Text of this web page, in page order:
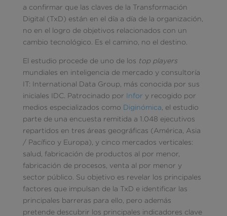
a confirmar que las claves de la Transformación
Digital (TxD) están en el día a día de la organización,
no en el logro de objetivos relacionados con un
cambio tecnológico. Es el camino, no el destino.
El estudio procede de uno de los top players
mundiales en inteligencia de mercado y consultoría
IT: International Data Group, más conocida por sus
iniciales IDC. Patrocinado por Infor y recogido por
medios especializados como Diginómica , el estudio
parte de una encuesta remitida a 1.048 ejecutivos
repartidos en tres áreas geográficas (América, Asia
/ Pacífico y Europa), y cinco mercados verticales:
salud, fabricación de productos al por menor,
fabricación de procesos, venta al por menor y
sector público. Su objetivo es revelar los principales
factores que impulsan de la TxD e identificar las
principales barreras para ello, pero además
pretende descubrir los principales indicadores clave